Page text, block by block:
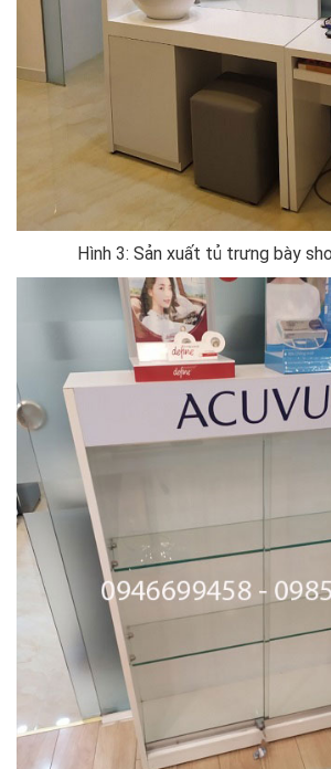
Hình 3: Sản xuất tủ trưng bày